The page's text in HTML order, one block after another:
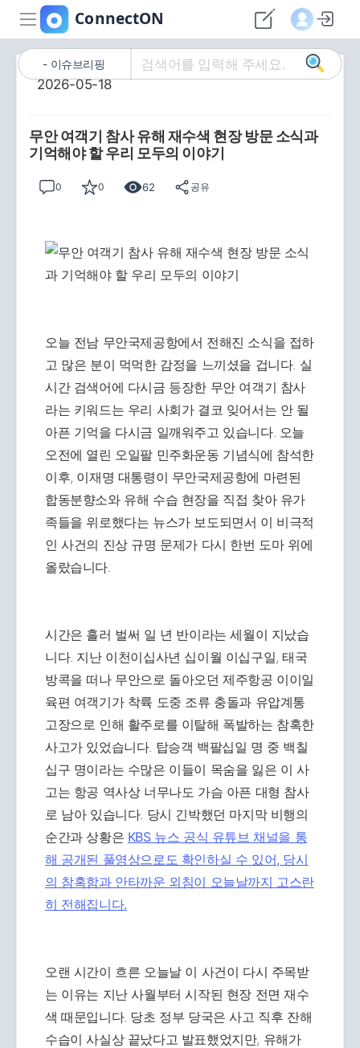
이슈브리핑
2026-05-18
무안 여객기 참사 유해 재수색 현장 방문 소식과
기억해야 할 우리 모두의 이야기
0 0 62 공유
오늘 전남 무안국제공항에서 전해진 소식을 접하
고 많은 분이 먹먹한 감정을 느끼셨을 겁니다. 실
시간 검색어에 다시금 등장한 무안 여객기 참사
라는 키워드는 우리 사회가 결코 잊어서는 안 될
아픈 기억을 다시금 일깨워주고 있습니다. 오늘
오전에 열린 오일팔 민주화운동 기념식에 참석한
이후, 이재명 대통령이 무안국제공항에 마련된
합동분향소와 유해 수습 현장을 직접 찾아 유가
족들을 위로했다는 뉴스가 보도되면서 이 비극적
인 사건의 진상 규명 문제가 다시 한번 도마 위에
올랐습니다.
시간은 흘러 벌써 일 년 반이라는 세월이 지났습
니다. 지난 이천이십사년 십이월 이십구일, 태국
방콕을 떠나 무안으로 돌아오던 제주항공 이이일
육편 여객기가 착륙 도중 조류 충돌과 유압계통
고장으로 인해 활주로를 이탈해 폭발하는 참혹한
사고가 있었습니다. 탑승객 백팔십일 명 중 백칠
십구 명이라는 수많은 이들이 목숨을 잃은 이 사
고는 항공 역사상 너무나도 가슴 아픈 대형 참사
로 남아 있습니다. 당시 긴박했던 마지막 비행의
순간과 상황은 KBS 뉴스 공식 유튜브 채널을 통
해 공개된 풀영상으로도 확인하실 수 있어, 당시
의 참혹함과 안타까운 외침이 오늘날까지 고스란
히 전해집니다.
오랜 시간이 흐른 오늘날 이 사건이 다시 주목받
는 이유는 지난 사월부터 시작된 현장 전면 재수
색 때문입니다. 당초 정부 당국은 사고 직후 잔해
수습이 사실상 끝났다고 발표했었지만, 유해가